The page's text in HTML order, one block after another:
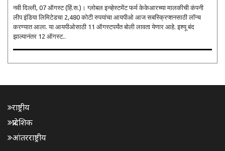
नवी दिल्ली, 07 ऑगस्ट (हिं.स.)। ग्लोबल इन्व्हेस्टमेंट फर्म केकेआरच्या मालकीची कंपनी
लीप इंडिया लिमिटेडचा 2,480 कोटी रुपयांचा आयपीओ आज सबस्क्रिप्शनसाठी लॉन्च
करण्यात आला. या आयपीओसाठी 11 ऑगस्टपर्यंत बोली लावता येणार आहे. इश्यू बंद
झाल्यानंतर 12 ऑगस्ट..
राष्ट्रीय
प्रादेशिक
आंतरराष्ट्रीय